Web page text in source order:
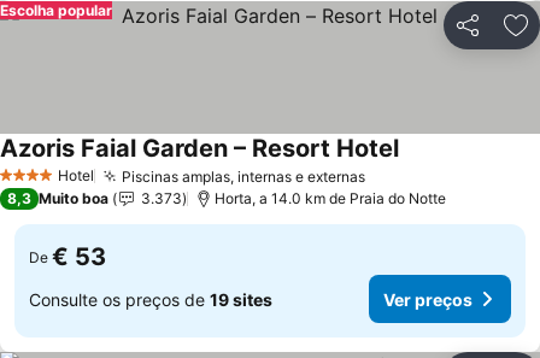
Partilhar
Escolha popular
4 EstrelasHotel Piscinas amplas, internas e externas
Azoris Faial Garden – Resort Hotel
8,3 Muito boa 3.373 Horta, a 14.0 km de Praia do Notte
De € 53
Consulte os preços de 19 sites Ver preços